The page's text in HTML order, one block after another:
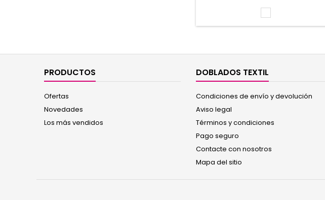
alto estandar de Calidad. Naturalidad,
brillo y suavidad. 100% Algodón Hilo de
Escocia Mercerizado
PRODUCTOS
Ofertas
Novedades
Los más vendidos
DOBLADOS TEXTIL
Condiciones de envío y devolución
Aviso legal
Términos y condiciones
Pago seguro
Contacte con nosotros
Mapa del sitio